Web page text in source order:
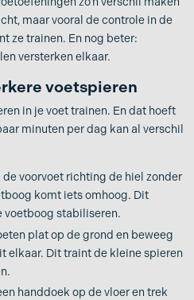
maar vooral de controle in de
ze trainen. En nog beter:
versterken elkaar.
voetspieren
in je voet trainen. En dat hoeft
minuten per dag kan al verschil
de voorvoet richting de hiel zonder
komt iets omhoog. Dit
voetboog stabiliseren.
plat op de grond en beweeg
elkaar. Dit traint de kleine spieren
handdoek op de vloer en trek